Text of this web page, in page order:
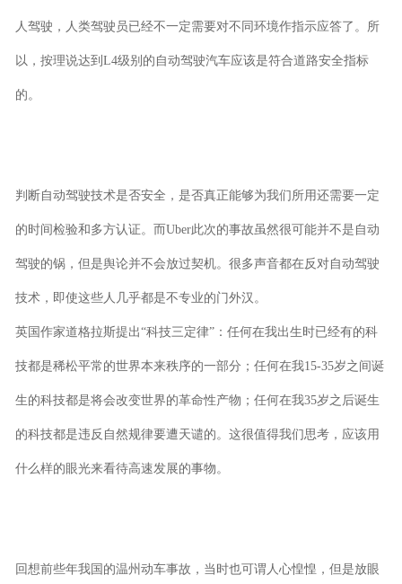
人驾驶，人类驾驶员已经不一定需要对不同环境作指示应答了。所
以，按理说达到L4级别的自动驾驶汽车应该是符合道路安全指标
的。
判断自动驾驶技术是否安全，是否真正能够为我们所用还需要一定
的时间检验和多方认证。而Uber此次的事故虽然很可能并不是自动
驾驶的锅，但是舆论并不会放过契机。很多声音都在反对自动驾驶
技术，即使这些人几乎都是不专业的门外汉。
英国作家道格拉斯提出“科技三定律”：任何在我出生时已经有的科
技都是稀松平常的世界本来秩序的一部分；任何在我15-35岁之间诞
生的科技都是将会改变世界的革命性产物；任何在我35岁之后诞生
的科技都是违反自然规律要遭天谴的。这很值得我们思考，应该用
什么样的眼光来看待高速发展的事物。
回想前些年我国的温州动车事故，当时也可谓人心惶惶，但是放眼